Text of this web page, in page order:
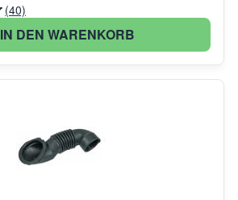
(40)
IN DEN WARENKORB